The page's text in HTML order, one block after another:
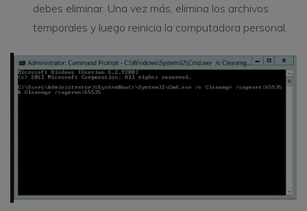
debes eliminar. Una vez más, elimina los archivos
temporales y luego reinicia la computadora personal.